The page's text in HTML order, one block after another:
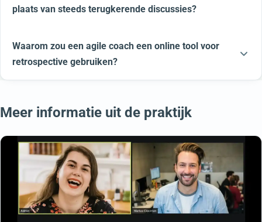
plaats van steeds terugkerende discussies?
Waarom zou een agile coach een online tool voor
retrospective gebruiken?
Meer informatie uit de praktijk